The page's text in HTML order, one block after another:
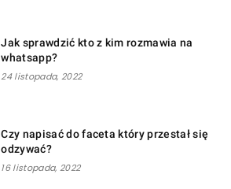
Jak sprawdzić kto z kim rozmawia na
whatsapp?
24 listopada, 2022
Czy napisać do faceta który przestał się
odzywać?
16 listopada, 2022